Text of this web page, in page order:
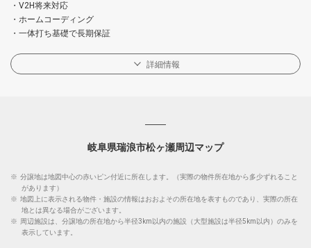
・V2H将来対応
・ホームコーディング
・一体打ち基礎で長期保証
詳細情報
岐阜県瑞浪市松ヶ瀬周辺マップ
※ 分譲地は地図中心の赤いピン付近に所在します。（実際の物件所在地から多少ずれること
があります）
※ 地図上に表示される物件・施設の情報はおおよその所在地を表すものであり、実際の所在
地とは異なる場合がございます。
※
周辺施設は、分譲地の所在地から半径3km以内の施設（大型施設は半径5km以内）のみを
表示しています。